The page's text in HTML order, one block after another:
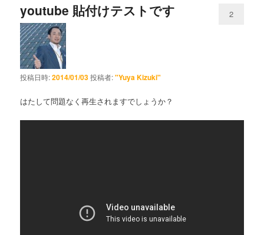
youtube 貼付けテストです
投稿日時:2014/01/03投稿者:"Yuya Kizuki"
2
はたして問題なく再生されますでしょうか？